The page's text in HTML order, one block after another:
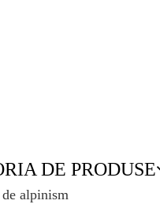
DE PRODUSE
alpinism